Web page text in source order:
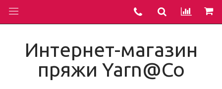
Интернет-магазин
пряжи Yarn@Co